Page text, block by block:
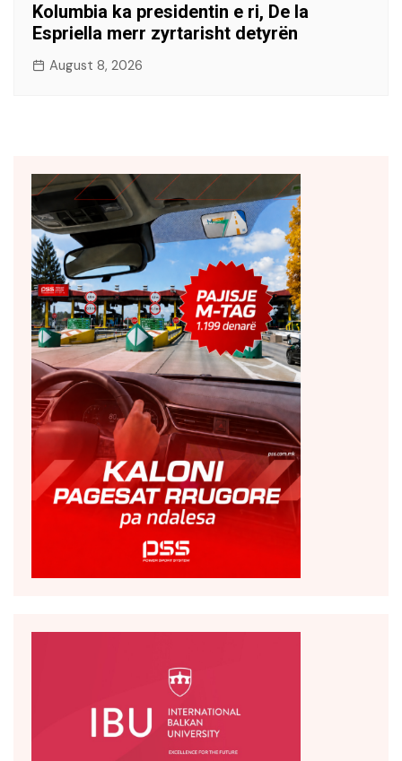
Kolumbia ka presidentin e ri, De la
Espriella merr zyrtarisht detyrën
August 8, 2026